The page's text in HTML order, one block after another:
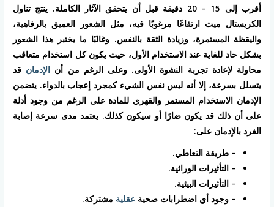
أقرب إلى 15 – 20 دقيقة قبل أن يتحقق الآثار الكاملة. ينتج تناول
الكريستال ميث ارتفاعًا مرغوبًا فيه، مثل الشعور العميق بالرفاهية،
واليقظة المستمرة، وزيادة الثقة بالنفس. وغالبًا ما يختبر هذا الشعور
بشكل حاد للغاية عند الاستخدام الأول، حيث يكون كل استخدام متعاقب
محاولة لإعادة تجربة النشوة الأولى. وعلى الرغم من أن الإدمان قد
يتسلل بسرعة، إلا أنه ليس نفس الشيء كمجرد إعجاب بالدواء. يتضمن
الإدمان الاستخدام المستمر والقهري للمادة على الرغم من وجود أدلة
على أن ذلك قد يكون ضارًا أو سيكون كذلك. يعتمد مدى سرعة إصابة
الفرد بالإدمان على:
– طريقة التعاطي.
– التأثيرات الوراثية.
– التأثيرات البيئية.
– وجود أي اضطرابات صحيةعقلية مشتركة.